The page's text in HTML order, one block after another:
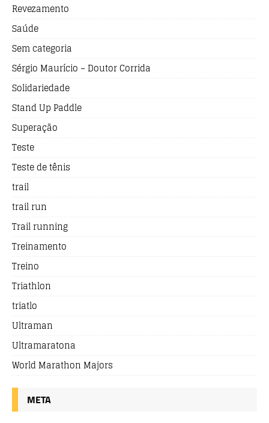
Revezamento
Saúde
Sem categoria
Sérgio Maurício – Doutor Corrida
Solidariedade
Stand Up Paddle
Superação
Teste
Teste de tênis
trail
trail run
Trail running
Treinamento
Treino
Triathlon
triatlo
Ultraman
Ultramaratona
World Marathon Majors
META